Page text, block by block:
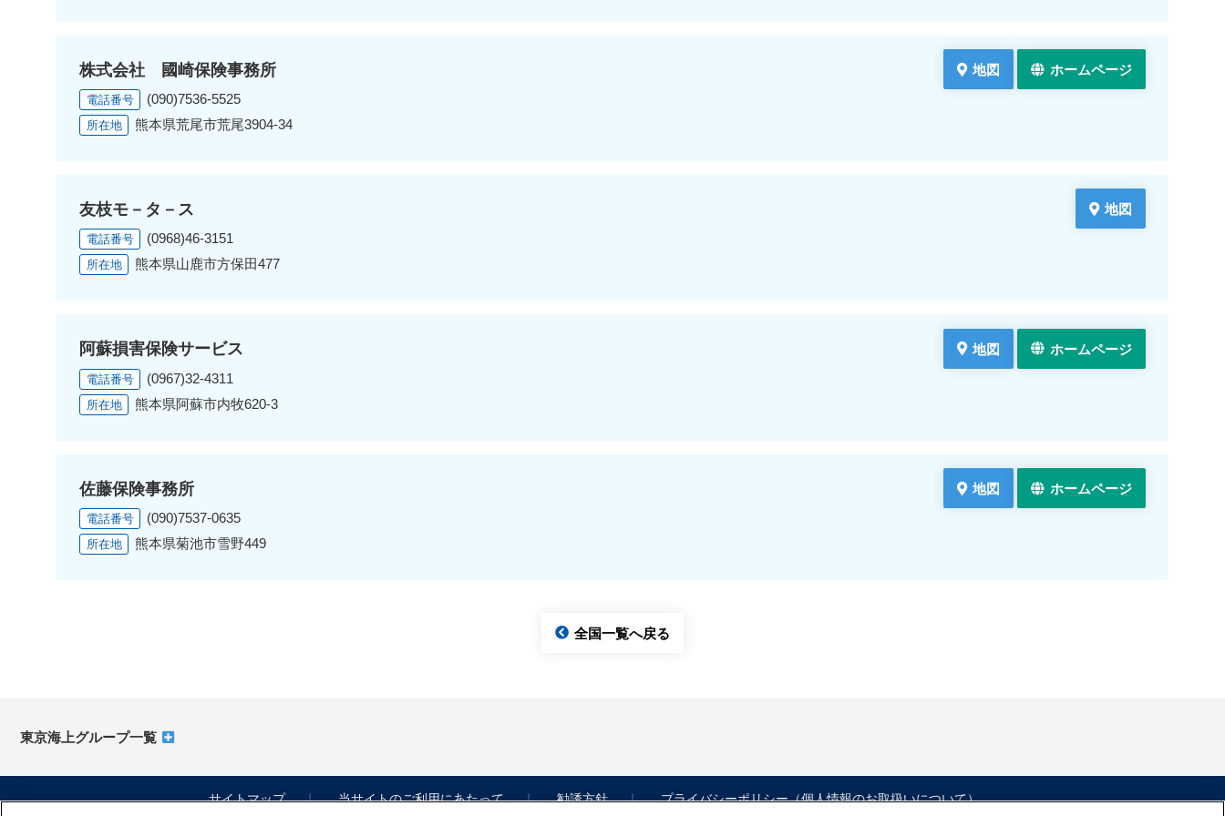
株式会社 國崎保険事務所
電話番号 (090)7536-5525
所在地 熊本県荒尾市荒尾3904-34
地図 ホームページ
友枝モ－タ－ス
電話番号 (0968)46-3151
所在地 熊本県山鹿市方保田477
地図
阿蘇損害保険サービス
電話番号 (0967)32-4311
所在地 熊本県阿蘇市内牧620-3
地図 ホームページ
佐藤保険事務所
電話番号 (090)7537-0635
所在地 熊本県菊池市雪野449
地図 ホームページ
全国一覧へ戻る
東京海上グループ一覧
サイトマップ 当サイトのご利用にあたって 勧誘方針 プライバシーポリシー（個人情報のお取扱いについて）